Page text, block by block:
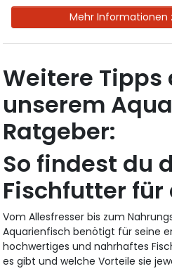
Mehr Informationen
Weitere Tipps
unserem
Ratgeber:
So findest du
Fischfutter für
Vom Allesfresser bis zum
Aquarienfisch benötigt für seine
hochwertiges und nahrhaftes
es gibt und welche Vorteile sie